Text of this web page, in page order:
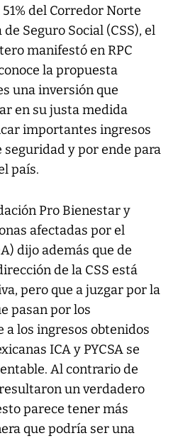
del Corredor Norte
Seguro Social (CSS), el
manifestó en RPC
la propuesta
una inversión que
en su justa medida
importantes ingresos
y por ende para
país.
Pro Bienestar y
afectadas por el
dijo además que de
de la CSS está
pero que a juzgar por la
pasan por los
a los ingresos obtenidos
ICA y PYCSA se
Al contrario de
un verdadero
parece tener más
que podría ser una